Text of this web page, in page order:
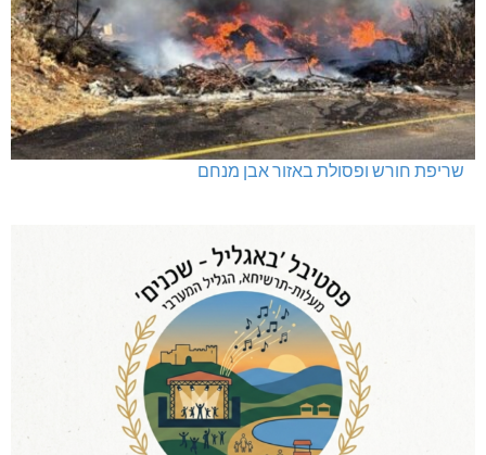
שריפת חורש ופסולת באזור אבן מנחם